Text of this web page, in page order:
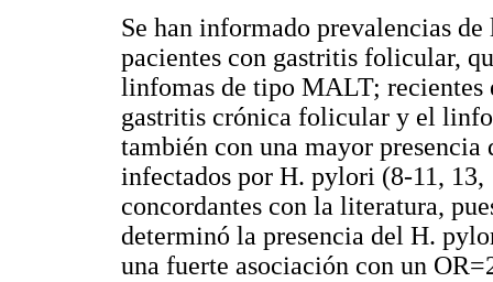
Se han informado prevalencias
pacientes con gastritis folicular,
linfomas de tipo MALT; recientes
gastritis crónica folicular y el
también con una mayor
infectados por H. pylori (8-11, 13,
concordantes con la literatura,
determinó la presencia del H.
una fuerte asociación con un